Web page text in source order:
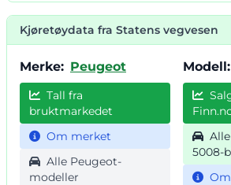
Kjøretøydata fra Statens vegvesen
Merke: Peugeot
Tall fra
bruktmarkedet
Om merket
Alle Peugeot-
modeller
Modell:
5008-